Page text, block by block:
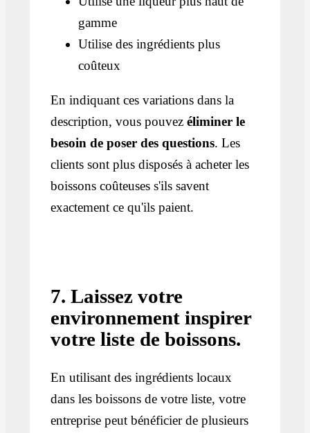
gamme
Utilise des ingrédients plus
coûteux
En indiquant ces variations dans la
description, vous pouvezéliminer le
besoin de poser des questions. Les
clients sont plus disposés à acheter les
boissons coûteuses s'ils savent
exactement ce qu'ils paient.
7. Laissez votre
environnement inspirer
votre liste de boissons.
En utilisant des ingrédients locaux
dans les boissons de votre liste, votre
entreprise peut bénéficier de plusieurs